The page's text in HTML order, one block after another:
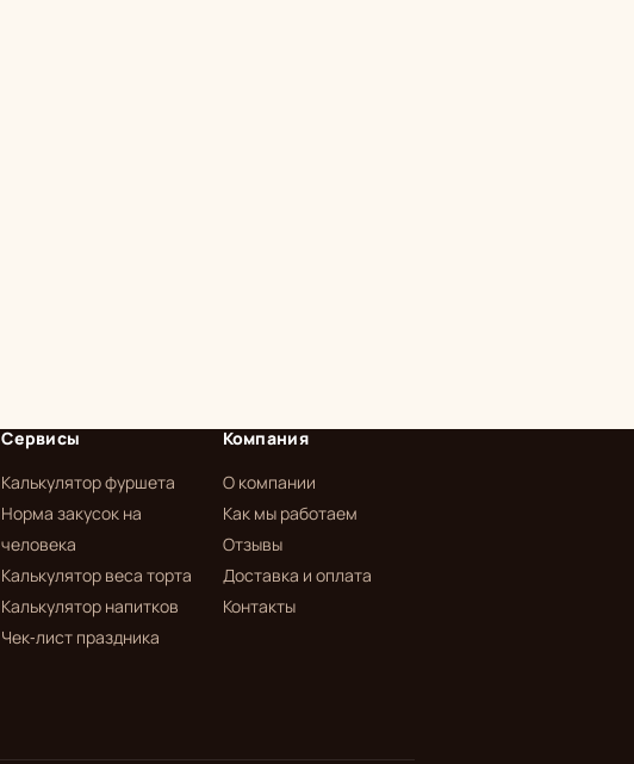
Сервисы
Калькулятор фуршета
Норма закусок на
человека
Калькулятор веса торта
Калькулятор напитков
Чек-лист праздника
Компания
О компании
Как мы работаем
Отзывы
Доставка и оплата
Контакты